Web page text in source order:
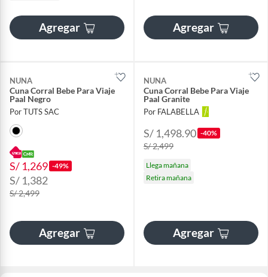
Agregar Agregar
NUNA
Cuna Corral Bebe Para Viaje
Paal Negro
Por TUTS SAC
S/ 1,269 -49%
S/ 1,382
S/ 2,499
Agregar
NUNA
Cuna Corral Bebe Para Viaje
Paal Granite
Por FALABELLA
S/ 1,498.90 -40%
S/ 2,499
Llega mañana
Retira mañana
Agregar